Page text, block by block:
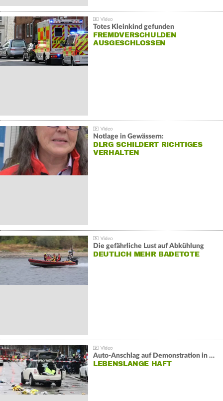
Totes Kleinkind gefunden
FREMDVERSCHULDEN
AUSGESCHLOSSEN
Notlage in Gewässern:
DLRG SCHILDERT RICHTIGES
VERHALTEN
Die gefährliche Lust auf Abkühlung
DEUTLICH MEHR BADETOTE
Auto-Anschlag auf Demonstration in München:
LEBENSLANGE HAFT